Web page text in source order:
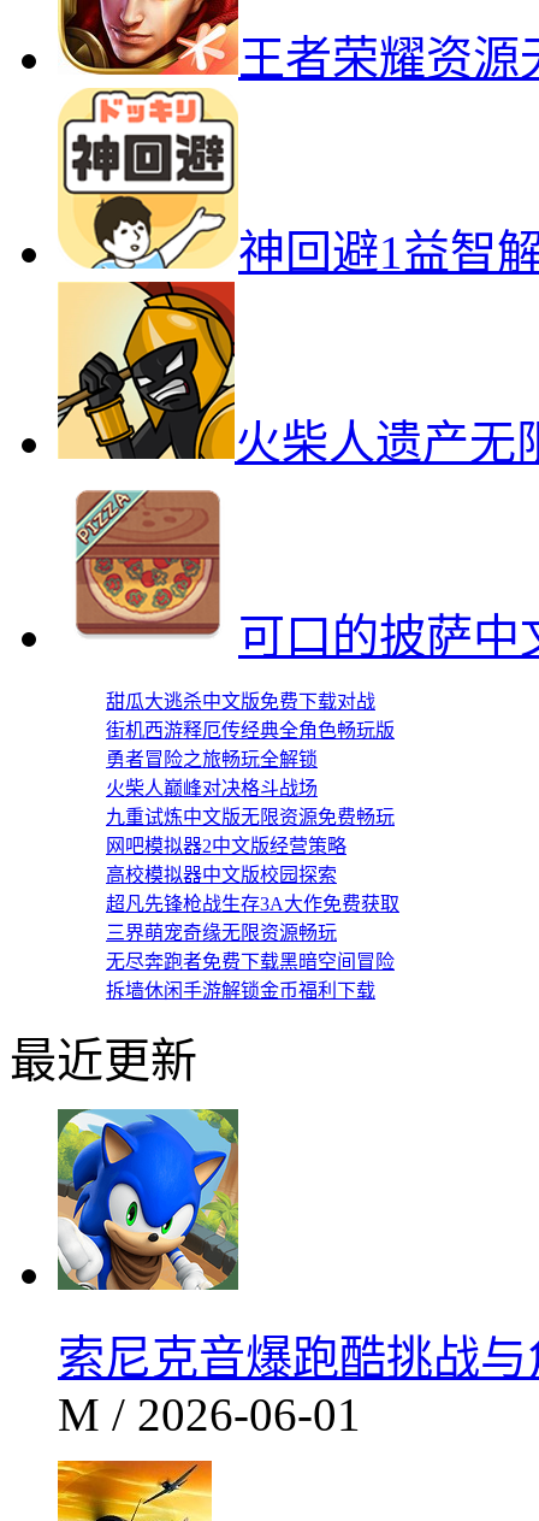
王者荣耀资源
神回避1益智
火柴人遗产无
可口的披萨中
甜瓜大逃杀中文版免费下载对战
街机西游释厄传经典全角色畅玩版
勇者冒险之旅畅玩全解锁
火柴人巅峰对决格斗战场
九重试炼中文版无限资源免费畅玩
网吧模拟器2中文版经营策略
高校模拟器中文版校园探索
超凡先锋枪战生存3A大作免费获取
三界萌宠奇缘无限资源畅玩
无尽奔跑者免费下载黑暗空间冒险
拆墙休闲手游解锁金币福利下载
最近更新
索尼克音爆跑酷挑战
M / 2026-06-01